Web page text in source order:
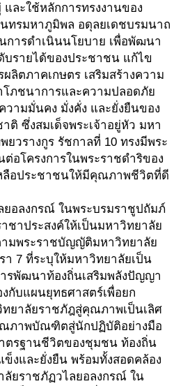
ละใช้หลักการทรงงานของ
ทรมหาภูมิพล อดุลยเดชบรมนาถ
การดำเนินนโยบาย เพื่อพัฒนา
รายได้ของประชาชน แก้ไข
ลิตภาคเกษตร เสริมสร้างความ
ภชนาการและความปลอดภัย
วามมั่นคง มั่งคั่ง และยั่งยืนของ
ติ ซึ่งสมเด็จพระเจ้าอยู่หัว มหา
วรางกูร รัชกาลที่ 10 ทรงมีพระ
โครงการในพระราชดำริของ
ลือประชาชนให้มีคุณภาพชีวิตที่ดี
อลงกรณ์ ในพระบรมราชูปถัมภ์
ชาประสงค์ให้เป็นมหาวิทยาลัย
มพระราชบัญญัติมหาวิทยาลัย
า 7 ที่ระบุให้มหาวิทยาลัยเป็น
รพัฒนาท้องถิ่นเสริมพลังปัญญา
กับแผนยุทธศาสตร์เพื่อยก
ยาลัยราชภัฎสู่คุณภาพเป็นเลิศ
ภาพบัณฑิตสู่นักปฏิบัติอย่างมือ
ตรฐานชีวิตของชุมชน ท้องถิ่น
งและยั่งยืน พร้อมทั้งสอดคล้อง
ยราชภัฏวไลยอลงกรณ์ ใน